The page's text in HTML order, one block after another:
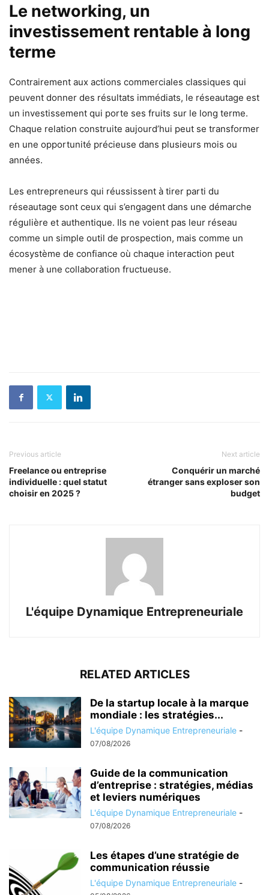
Le networking, un
investissement rentable à long
terme
Contrairement aux actions commerciales classiques qui
peuvent donner des résultats immédiats, le réseautage est
un investissement qui porte ses fruits sur le long terme.
Chaque relation construite aujourd’hui peut se transformer
en une opportunité précieuse dans plusieurs mois ou
années.
Les entrepreneurs qui réussissent à tirer parti du
réseautage sont ceux qui s’engagent dans une démarche
régulière et authentique. Ils ne voient pas leur réseau
comme un simple outil de prospection, mais comme un
écosystème de confiance où chaque interaction peut
mener à une collaboration fructueuse.
Previous article
Freelance ou entreprise
individuelle : quel statut
choisir en 2025 ?
Next article
Conquérir un marché
étranger sans exploser son
budget
L'équipe Dynamique Entrepreneuriale
RELATED ARTICLES
De la startup locale à la marque
mondiale : les stratégies...
L'équipe Dynamique Entrepreneuriale -
07/08/2026
Guide de la communication
d’entreprise : stratégies, médias
et leviers numériques
L'équipe Dynamique Entrepreneuriale -
07/08/2026
Les étapes d’une stratégie de
communication réussie
L'équipe Dynamique Entrepreneuriale -